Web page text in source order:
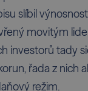
slíbil
movitým
investorů tady
řada z nich
režim.